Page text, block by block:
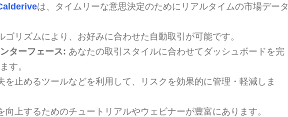
は、タイムリーな意思決定のためにリアルタイムの市場データ
ゴリズムにより、お好みに合わせた自動取引が可能です。
ターフェース: あなたの取引スタイルに合わせてダッシュボードを完
す。
を止めるツールなどを利用して、リスクを効果的に管理・軽減しま
向上するためのチュートリアルやウェビナーが豊富にあります。